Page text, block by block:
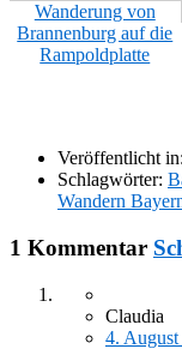
Wanderung von
Brannenburg auf die
Rampoldplatte
Veröffentlicht in:
Schlagwörter:
Wandern
1 Kommentar
Claudia
4.